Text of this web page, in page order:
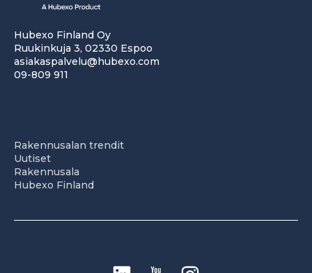
Hubexo Finland Oy
Ruukinkuja 3, 02330 Espoo
asiakaspalvelu@hubexo.com
09-809 911
Rakennusalan trendit
Uutiset
Rakennusala
Hubexo Finland